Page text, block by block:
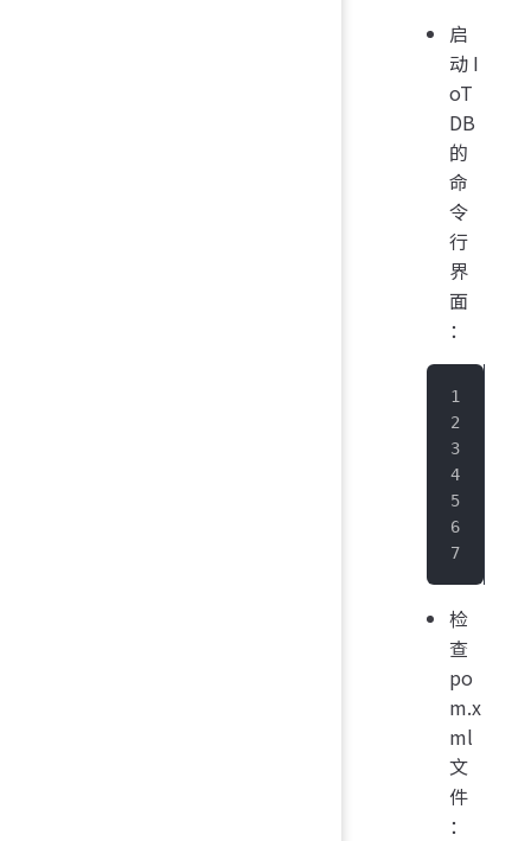
启
动 I
oT
DB
的
命
令
行
界
面
：
检
查
po
m.x
ml
文
件
：